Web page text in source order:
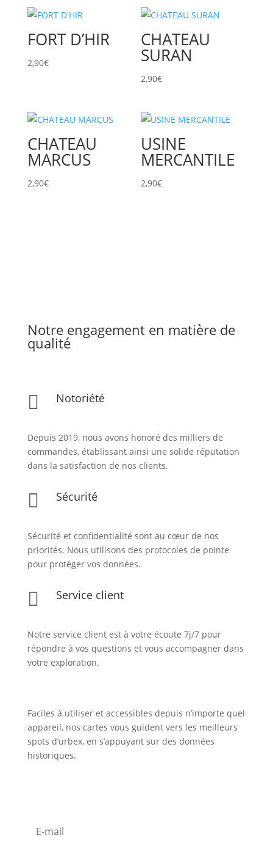
FORT D’HIR
2,90€
CHATEAU
SURAN
2,90€
CHATEAU
MARCUS
2,90€
USINE
MERCANTILE
2,90€
Notre engagement en matière de
qualité
 Notoriété
Depuis 2019, nous avons honoré des milliers de
commandes, établissant ainsi une solide réputation
dans la satisfaction de nos clients.
 Sécurité
Sécurité et confidentialité sont au cœur de nos
priorités. Nous utilisons des protocoles de pointe
pour protéger vos données.
 Service client
Notre service client est à votre écoute 7j/7 pour
répondre à vos questions et vous accompagner dans
votre exploration.
Faciles à utiliser et accessibles depuis n’importe quel
appareil, nos cartes vous guident vers les meilleurs
spots d’urbex, en s’appuyant sur des données
historiques.